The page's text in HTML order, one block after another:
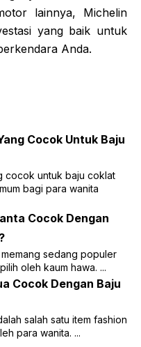
lainnya, Michelin
yang baik untuk
Anda.
Cocok Untuk Baju
cocok untuk baju coklat
bagi para wanita
Cocok Dengan
sedang populer
oleh kaum hawa. ...
Cocok Dengan Baju
salah satu item fashion
para wanita. ...